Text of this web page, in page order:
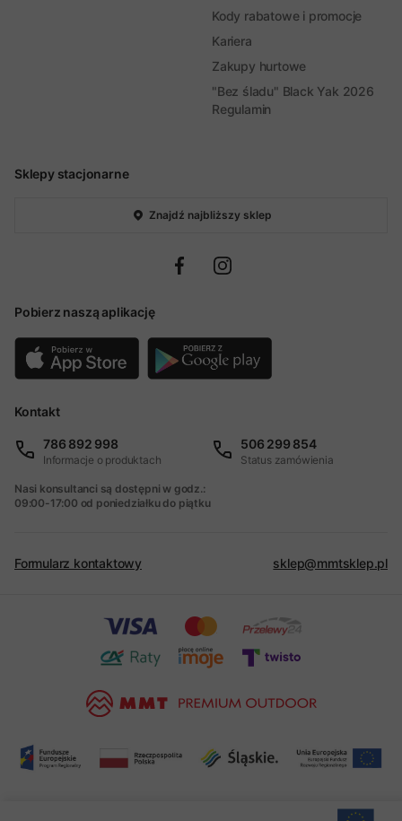
Sklepy stacjonarne
Znajdź najbliższy sklep
Pobierz naszą aplikację
Kody rabatowe i promocje
Kariera
Zakupy hurtowe
"Bez śladu" Black Yak 2026
Regulamin
Kontakt
786 892 998
Informacje o produktach
506 299 854
Status zamówienia
Nasi konsultanci są dostępni w godz.:
09:00-17:00 od poniedziałku do piątku
Formularz kontaktowy sklep@mmtsklep.pl